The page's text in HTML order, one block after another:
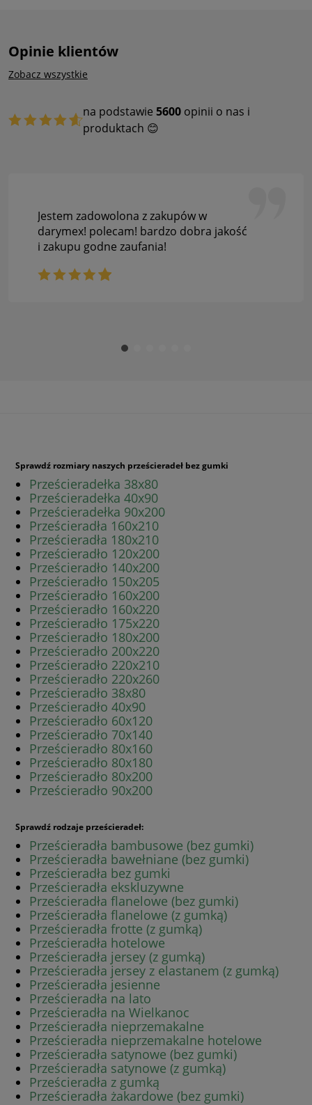
Opinie klientów
Zobacz wszystkie
na podstawie 5600 opinii o nas i
produktach 😊
Jestem zadowolona z zakupów w
darymex! polecam! bardzo dobra jakość
i zakupu godne zaufania!
Sprawdź rozmiary naszych prześcieradeł bez gumki
Prześcieradełka 38x80
Prześcieradełka 40x90
Prześcieradełka 90x200
Prześcieradła 160x210
Prześcieradła 180x210
Prześcieradło 120x200
Prześcieradło 140x200
Prześcieradło 150x205
Prześcieradło 160x200
Prześcieradło 160x220
Prześcieradło 175x220
Prześcieradło 180x200
Prześcieradło 200x220
Prześcieradło 220x210
Prześcieradło 220x260
Prześcieradło 38x80
Prześcieradło 40x90
Prześcieradło 60x120
Prześcieradło 70x140
Prześcieradło 80x160
Prześcieradło 80x180
Prześcieradło 80x200
Prześcieradło 90x200
Sprawdź rodzaje prześcieradeł:
Prześcieradła bambusowe (bez gumki)
Prześcieradła bawełniane (bez gumki)
Prześcieradła bez gumki
Prześcieradła ekskluzywne
Prześcieradła flanelowe (bez gumki)
Prześcieradła flanelowe (z gumką)
Prześcieradła frotte (z gumką)
Prześcieradła hotelowe
Prześcieradła jersey (z gumką)
Prześcieradła jersey z elastanem (z gumką)
Prześcieradła jesienne
Prześcieradła na lato
Prześcieradła na Wielkanoc
Prześcieradła nieprzemakalne
Prześcieradła nieprzemakalne hotelowe
Prześcieradła satynowe (bez gumki)
Prześcieradła satynowe (z gumką)
Prześcieradła z gumką
Prześcieradła żakardowe (bez gumki)